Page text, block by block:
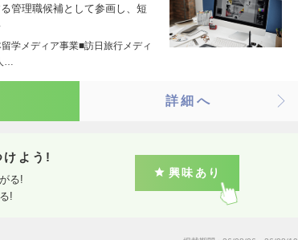
管理職候補として参画し、短
学メディア事業■訪日旅行メディ
…
詳細へ
けよう!
る!
!
興味あり